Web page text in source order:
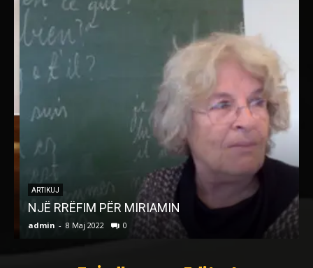
ARTIKUJ
NJË RRËFIM PËR MIRIAMIN
admin - 8 Maj 2022 0